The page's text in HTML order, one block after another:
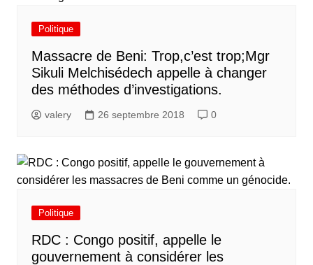
Politique
Massacre de Beni: Trop,c’est trop;Mgr
Sikuli Melchisédech appelle à changer
des méthodes d’investigations.
valery 26 septembre 2018 0
Politique
RDC : Congo positif, appelle le
gouvernement à considérer les